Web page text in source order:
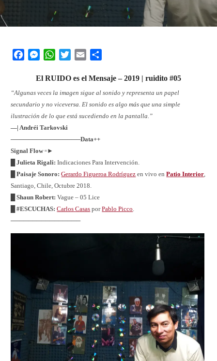
FacebookMessengerWhatsAppTwitterEmail
El RUIDO es el Mensaje – 2019 | ruidito #05
“Algunas veces la imagen sigue al sonido y representa un papel
secundario y no viceversa. El sonido es algo más que una simple
ilustración de lo que está sucediendo en la pantalla.”
—| Andréi Tarkovski
────────────────Data++
Signal Flow꞊►
█ Julieta Rigali: Indicaciones Para Intervención.
█ Paisaje Sonoro: Gerardo Figueroa Rodríguez en vivo enPatio Interior
Santiago, Chile, Octubre 2018.
█ Shaun Robert: Vague – 05 Lice
█ #ESCUCHAS: Carlos Casas porPablo Picco
────────────────